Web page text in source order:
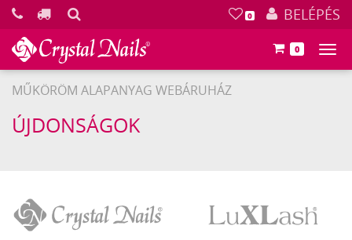
0 BELÉPÉS
0
MŰKÖRÖM ALAPANYAG WEBÁRUHÁZ
ÚJDONSÁGOK